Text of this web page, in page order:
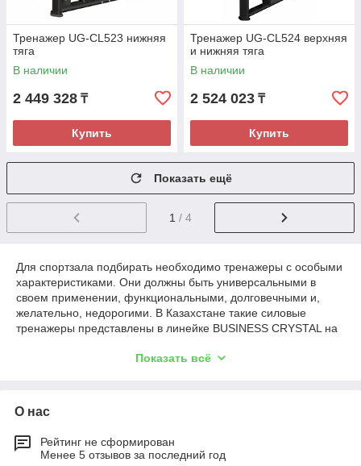
Тренажер UG-CL523 нижняя
тяга
В наличии
2 449 328 ₸
Купить
Тренажер UG-CL524 верхняя
и нижняя тяга
В наличии
2 524 023 ₸
Купить
Показать ещё
1 / 4
Для спортзала подбирать необходимо тренажеры с особыми
характеристиками. Они должны быть универсальными в
своем применении, функциональными, долговечными и,
желательно, недорогими. В Казахстане такие силовые
тренажеры представлены в линейке BUSINESS CRYSTAL на
учетом реальных условий эксплуатации и способны
зала купить можно по демократичной цене и с гарантией от
12 месяцев.
Показать всё
О нас
Рейтинг не сформирован
Менее 5 отзывов за последний год